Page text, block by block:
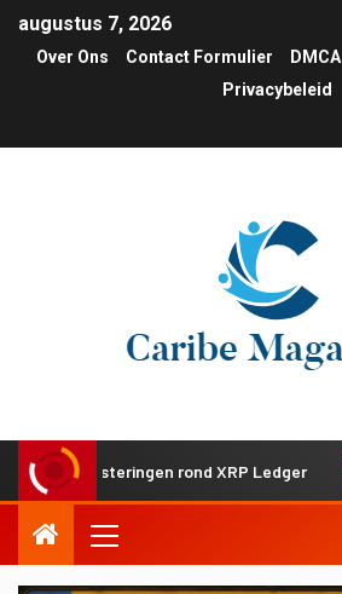
augustus 7, 2026
Over Ons Contact Formulier DMCA
Privacybeleid
rond XRP Ledger